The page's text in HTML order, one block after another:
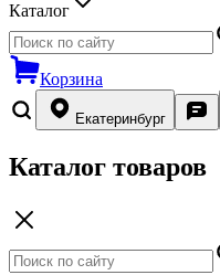
Каталог
Корзина
Екатеринбург
Каталог товаров